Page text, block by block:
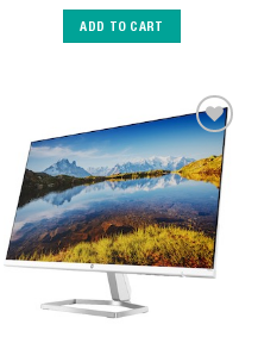
ADD TO CART
Add to
Wishlist